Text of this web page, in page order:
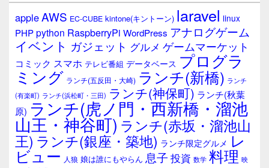
ウ
ィ
ジ
ェ
ア
appleAWS EC-CUBE kintone(キントーン) laravel linux
PHPpython RaspberryPi WordPress アナログゲーム
イベント ガジェット グルメ ゲームマーケット
コミック スマホ テレビ番組 データベース プログラ
ミング ランチ(五反田・大崎) ランチ(新橋) ランチ
(有楽町) ランチ(浜松町・三田) ランチ(神保町) ランチ(秋葉
原) ランチ(虎ノ門・西新橋・溜池
山王・神谷町) ランチ(赤坂・溜池山
王) ランチ(銀座・築地) ランチ限定グルメ レ
ビュー 人狼 娘は誰にもやらん 息子 投資 数学 料理 映